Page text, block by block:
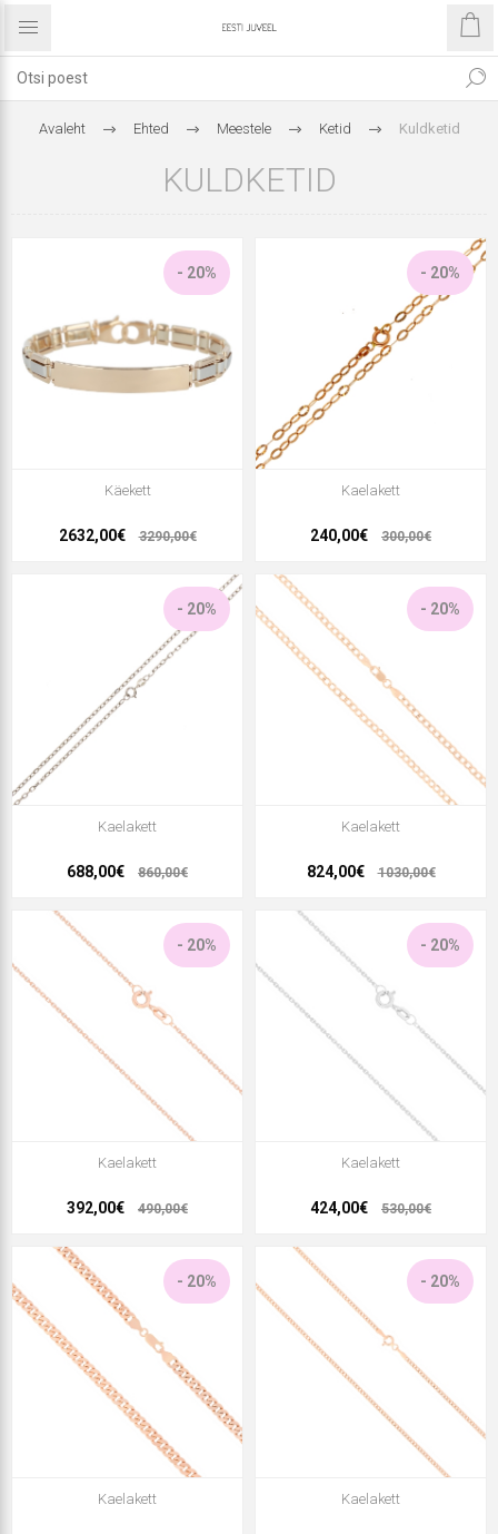
Avaleht Ehted Meestele Ketid Kuldketid
KULDKETID
- 20%
Käekett
2632,00€ 3290,00€
- 20%
Kaelakett
240,00€ 300,00€
- 20%
Kaelakett
688,00€ 860,00€
- 20%
Kaelakett
824,00€ 1030,00€
- 20%
Kaelakett
392,00€ 490,00€
- 20%
Kaelakett
424,00€ 530,00€
- 20%
Kaelakett
- 20%
Kaelakett